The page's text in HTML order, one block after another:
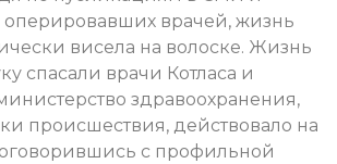
врачей, жизнь
висела на волоске. Жизнь
спасали врачи Котласа и
здравоохранения,
происшествия, действовало на
с профильной